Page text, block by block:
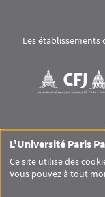
Les établissements
Visuel svg
RS
L'Université Paris
Ce site utilise des
Vous pouvez à tout